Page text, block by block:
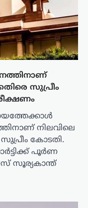
സുപ്രീം
നിലവിലെ
കോടതി.
പൂർണ
സൂര്യകാന്ത്